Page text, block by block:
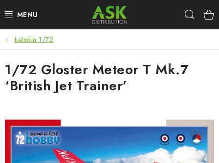
na
WARHAMMER
ASK PRODUKTY
NOVINKY
PLASTIKOVÉ MODELY
DOPLŇKY K MODELŮM
Letadla 1/72
1/72 Gloster Meteor T Mk.7
‘British Jet Trainer’